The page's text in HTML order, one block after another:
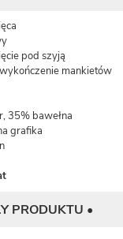
pod szyją
mankietów
35% bawełna
grafika
PRODUKTU •